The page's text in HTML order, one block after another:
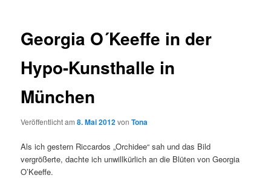
Georgia O´Keeffe in der
Hypo-Kunsthalle in
München
Veröffentlicht am8. Mai 2012vonTona
Als ich gestern Riccardos „Orchidee“ sah und das Bild
vergrößerte, dachte ich unwillkürlich an die Blüten von Georgia
O’Keeffe.